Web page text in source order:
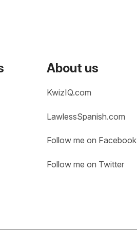
About us
KwizIQ.com
LawlessSpanish.com
Follow me on Facebook
Follow me on Twitter